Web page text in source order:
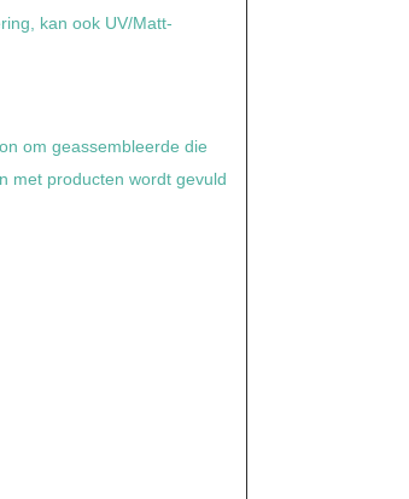
kan ook UV/Matt-
om geassembleerde die
met producten wordt gevuld